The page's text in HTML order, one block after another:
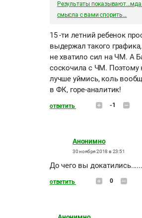
Результаты
смысла с вами спорить...
15 -ти летний ребенок
выдержал такого
не хватило сил на ЧМ. А
соскочила с ЧМ. Поэтому
лучше уймись, коль
в ФК, горе-аналитик!
ответить -1
Анонимно
30 ноября 2018 в 23:51
До чего вы
ответить 0